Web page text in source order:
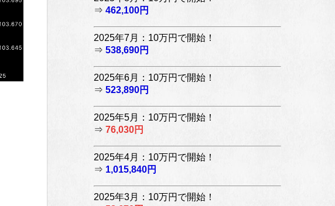
⇒ 462,100円
2025年7月：10万円で開始！
⇒ 538,690円
2025年6月：10万円で開始！
⇒ 523,890円
2025年5月：10万円で開始！
⇒ 76,030円
2025年4月：10万円で開始！
⇒ 1,015,840円
2025年3月：10万円で開始！